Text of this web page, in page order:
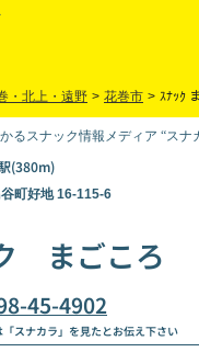
・北上・遠野 > 花巻市 > ｽﾅｯｸ
るスナック情報メディア “スナ
(380m)
町好地 16-115-6
まごころ
45-4902
スナカラ」を見たとお伝え下さい